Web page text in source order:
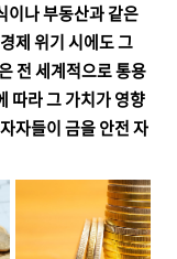
이나 부동산과 같은
제 위기 시에도 그
전 세계적으로 통용
따라 그 가치가 영향
자들이 금을 안전 자